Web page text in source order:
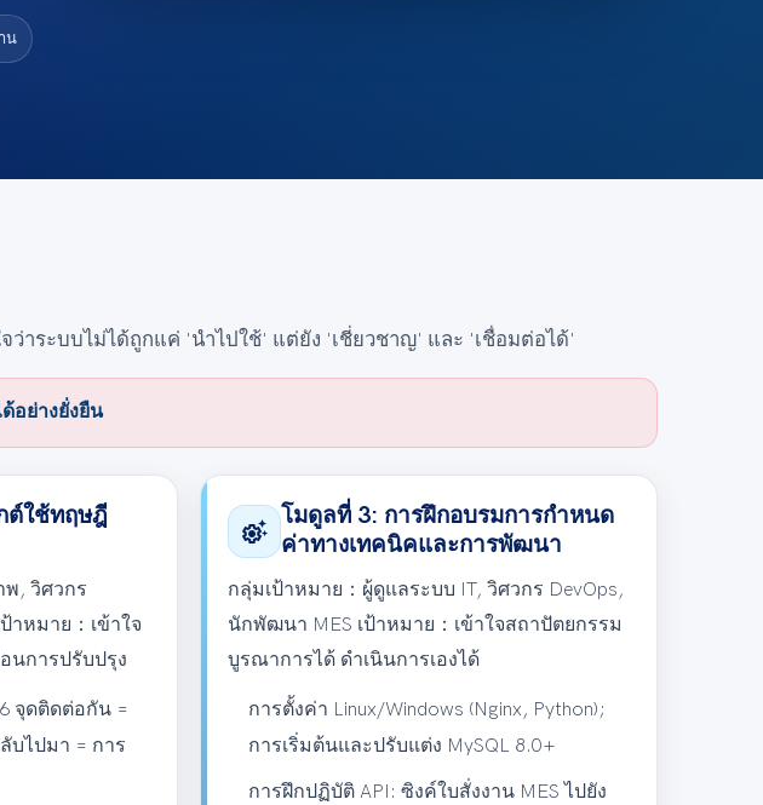
น
ว่าระบบไม่ได้ถูกแค่ 'นำไปใช้' แต่ยัง 'เชี่ยวชาญ' และ 'เชื่อมต่อได้'
อย่างยั่งยืน
ต์ใช้ทฤษฎี
, วิศวกร
ป้าหมาย： เข้าใจ
นการปรับปรุง
จุดติดต่อกัน =
บไปมา = การ
settings_suggest โมดูลที่ 3: การฝึกอบรมการกำหนด
ค่าทางเทคนิคและการพัฒนา
กลุ่มเป้าหมาย： ผู้ดูแลระบบ IT, วิศวกร DevOps,
นักพัฒนา MES เป้าหมาย： เข้าใจสถาปัตยกรรม
บูรณาการได้ ดำเนินการเองได้
การตั้งค่า Linux/Windows (Nginx, Python);
การเริ่มต้นและปรับแต่ง MySQL 8.0+
การฝึกปฏิบัติ API: ซิงค์ใบสั่งงาน MES ไปยัง